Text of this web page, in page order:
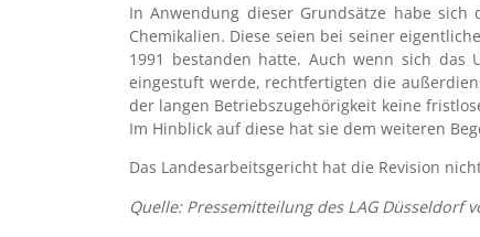
In Anwendung dieser Grundsätze habe
Chemikalien. Diese seien bei seiner
1991 bestanden hatte. Auch wenn sich das
eingestuft werde, rechtfertigten die
der langen Betriebszugehörigkeit keine
Im Hinblick auf diese hat sie dem weiteren
Das Landesarbeitsgericht hat die Revision
Quelle: Pressemitteilung des LAG Düsseldorf